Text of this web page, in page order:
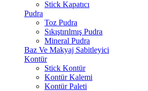
Stick Kapatıcı
Pudra
Toz Pudra
Sıkıştırılmış Pudra
Mineral Pudra
Baz Ve Makyaj Sabitleyici
Kontür
Stick Kontür
Kontür Kalemi
Kontür Paleti